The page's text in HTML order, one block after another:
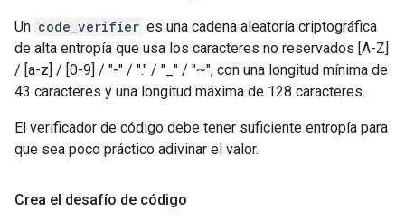
Un code_verifier es una cadena aleatoria criptográfica
de alta entropía que usa los caracteres no reservados [A-Z]
/ [a-z] / [0-9] / "-" / "." / "_" / "~", con una longitud mínima de
43 caracteres y una longitud máxima de 128 caracteres.
El verificador de código debe tener suficiente entropía para
que sea poco práctico adivinar el valor.
Crea el desafío de código